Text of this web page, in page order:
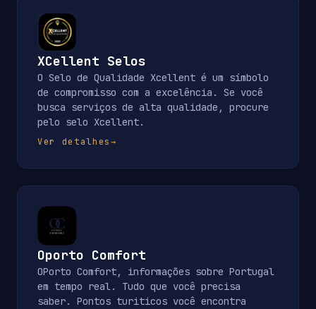
XCellent Selos
O Selo de Qualidade Xcellent é um símbolo
de compromisso com a excelência. Se você
busca serviços de alta qualidade, procure
pelo selo Xcellent.
Ver detalhes→
Oporto Comfort
OPorto Comfort, informações sobre Portugal
em tempo real. Tudo que você precisa
saber. Pontos turiticos você encontra